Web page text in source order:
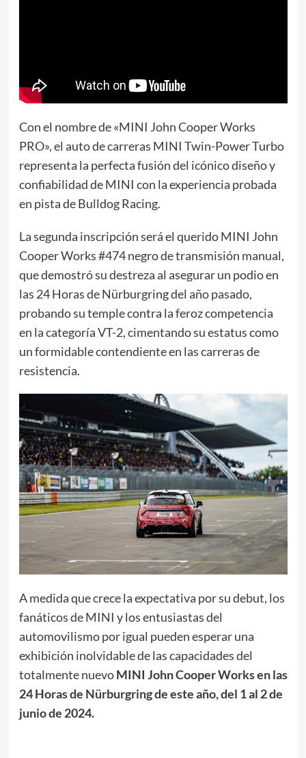
Con el nombre de «MINI John Cooper Works
PRO», el auto de carreras MINI Twin-Power Turbo
representa la perfecta fusión del icónico diseño y
confiabilidad de MINI con la experiencia probada
en pista de Bulldog Racing.
La segunda inscripción será el querido MINI John
Cooper Works #474 negro de transmisión manual,
que demostró su destreza al asegurar un podio en
las 24 Horas de Nürburgring del año pasado,
probando su temple contra la feroz competencia
en la categoría VT-2, cimentando su estatus como
un formidable contendiente en las carreras de
resistencia.
A medida que crece la expectativa por su debut, los
fanáticos de MINI y los entusiastas del
automovilismo por igual pueden esperar una
exhibición inolvidable de las capacidades del
totalmente nuevoMINI John Cooper Works en las
24 Horas de Nürburgring de este año, del 1 al 2 de
junio de 2024.